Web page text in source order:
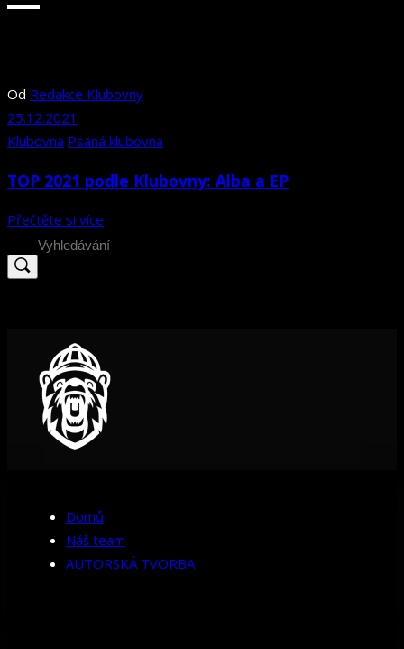
Od Redakce Klubovny
25.12.2021
Klubovna Psaná klubovna
TOP 2021 podle Klubovny: Alba a EP
Přečtěte si více
Search
for:
Domů
Náš team
AUTORSKÁ TVORBA